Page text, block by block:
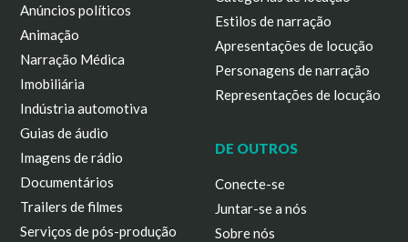
Anúncios políticos
Animação
Narração Médica
Imobiliária
Indústria automotiva
Guias de áudio
Imagens de rádio
Documentários
Trailers de filmes
Serviços de pós-produção
Estilos de narração
Apresentações de locução
Personagens de narração
Representações de locução
DE OUTROS
Conecte-se
Juntar-se a nós
Sobre nós